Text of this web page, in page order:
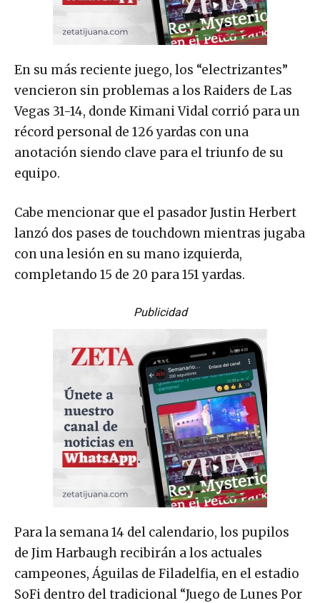
En su más reciente juego, los “electrizantes”
vencieron sin problemas a los Raiders de Las
Vegas 31-14, donde Kimani Vidal corrió para un
récord personal de 126 yardas con una
anotación siendo clave para el triunfo de su
equipo.
Cabe mencionar que el pasador Justin Herbert
lanzó dos pases de touchdown mientras jugaba
con una lesión en su mano izquierda,
completando 15 de 20 para 151 yardas.
Publicidad
Para la semana 14 del calendario, los pupilos
de Jim Harbaugh recibirán a los actuales
campeones, Águilas de Filadelfia, en el estadio
SoFi dentro del tradicional “Juego de Lunes Por